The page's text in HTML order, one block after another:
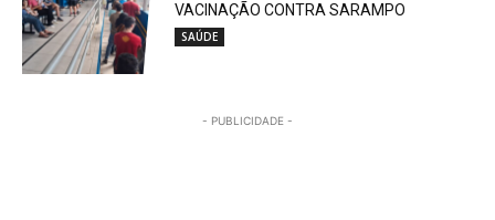
VACINAÇÃO CONTRA SARAMPO
SAÚDE
- PUBLICIDADE -